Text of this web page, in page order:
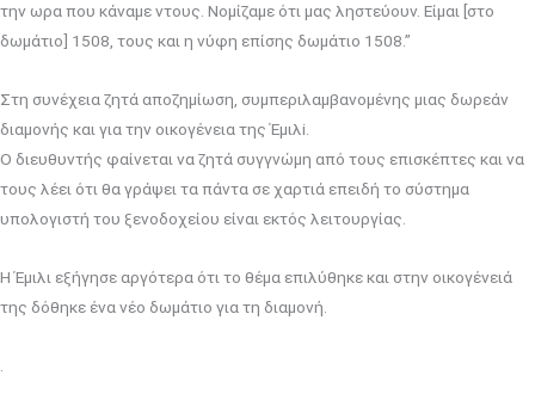
την ωρα που κάναμε ντους. Νομίζαμε ότι μας ληστεύουν. Είμαι [στο
δωμάτιο] 1508, τους και η νύφη επίσης δωμάτιο 1508.”
Στη συνέχεια ζητά αποζημίωση, συμπεριλαμβανομένης μιας δωρεάν
διαμονής και για την οικογένεια της Έμιλi.
Ο διευθυντής φαίνεται να ζητά συγγνώμη από τους επισκέπτες και να
τους λέει ότι θα γράψει τα πάντα σε χαρτιά επειδή το σύστημα
υπολογιστή του ξενοδοχείου είναι εκτός λειτουργίας.
Η Έμιλι εξήγησε αργότερα ότι το θέμα επιλύθηκε και στην οικογένειά
της δόθηκε ένα νέο δωμάτιο για τη διαμονή.